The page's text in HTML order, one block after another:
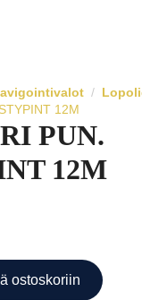
12M
PUN.
12M
ostoskoriin